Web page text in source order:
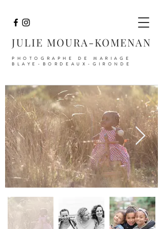
JULIE MOURA-KOMENAN
PHOTOGRAPHE DE MARIAGE
BLAYE-BORDEAUX-GIRONDE